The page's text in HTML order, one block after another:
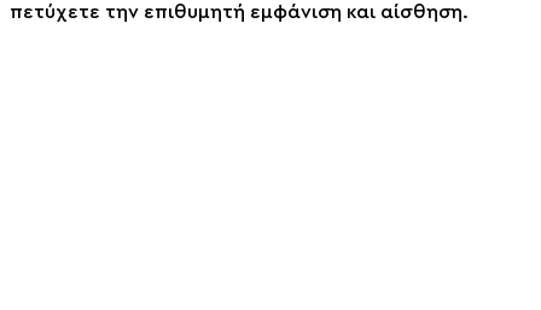
πετύχετε την επιθυμητή εμφάνιση και αίσθηση.